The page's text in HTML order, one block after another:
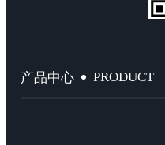
产品中心 PRODUCT